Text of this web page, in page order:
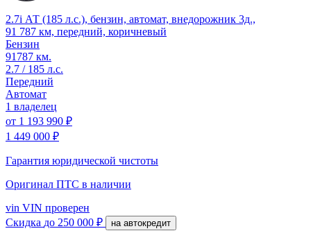
2.7i АТ (185 л.с.), бензин, автомат, внедорожник 3д.,
91 787 км, передний, коричневый
Бензин
91787 км.
2.7 / 185 л.с.
Передний
Автомат
1 владелец
от 1 193 990 ₽
1 449 000 ₽
Гарантия юридической чистоты
Оригинал ПТС в наличии
vin VIN проверен
Скидка до 250 000 ₽ на автокредит